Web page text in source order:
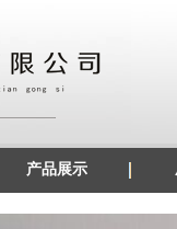
产品展示